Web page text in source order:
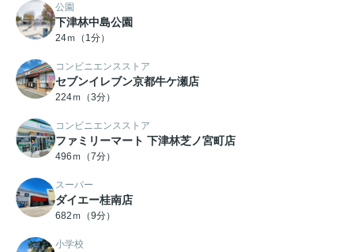
公園
下津林中島公園
24ｍ（1分）
コンビニエンスストア
セブンイレブン京都牛ケ瀬店
224ｍ（3分）
コンビニエンスストア
ファミリーマート 下津林芝ノ宮町店
496ｍ（7分）
スーパー
ダイエー桂南店
682ｍ（9分）
小学校